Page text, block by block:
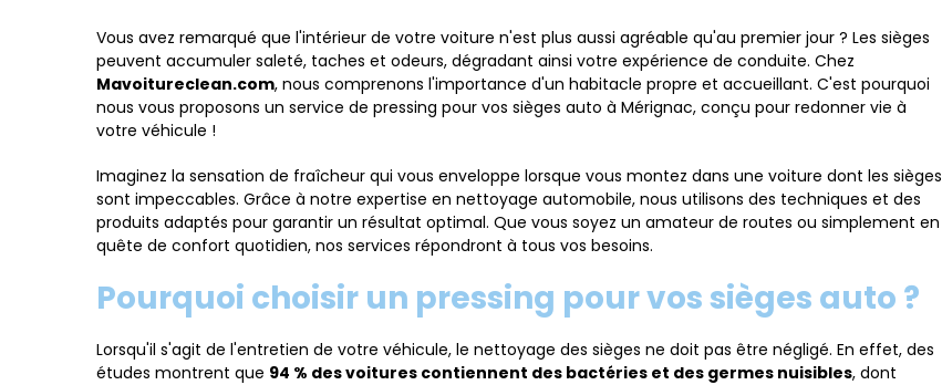
Vous avez remarqué que l'intérieur de votre voiture n'est plus aussi agréable qu'au premier jour ? Les sièges
peuvent accumuler saleté, taches et odeurs, dégradant ainsi votre expérience de conduite. Chez
Mavoitureclean.com, nous comprenons l'importance d'un habitacle propre et accueillant. C'est pourquoi
nous vous proposons un service de pressing pour vos sièges auto à Mérignac, conçu pour redonner vie à
votre véhicule !
Imaginez la sensation de fraîcheur qui vous enveloppe lorsque vous montez dans une voiture dont les sièges
sont impeccables. Grâce à notre expertise en nettoyage automobile, nous utilisons des techniques et des
produits adaptés pour garantir un résultat optimal. Que vous soyez un amateur de routes ou simplement en
quête de confort quotidien, nos services répondront à tous vos besoins.
Pourquoi choisir un pressing pour vos sièges auto ?
Lorsqu'il s'agit de l'entretien de votre véhicule, le nettoyage des sièges ne doit pas être négligé. En effet, des
études montrent que 94 % des voitures contiennent des bactéries et des germes nuisibles, dont